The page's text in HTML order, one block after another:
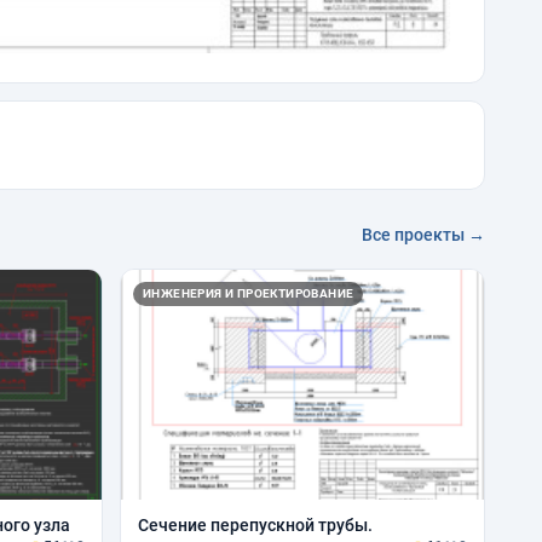
Все проекты →
узла
ИНЖЕНЕРИЯ И ПРОЕКТИРОВАНИЕ
Сечение перепускной трубы.